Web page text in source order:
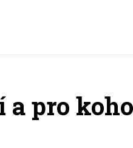
a pro koho